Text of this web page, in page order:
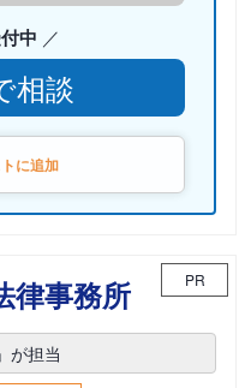
中
相談
に追加
律事務所 PR
が担当